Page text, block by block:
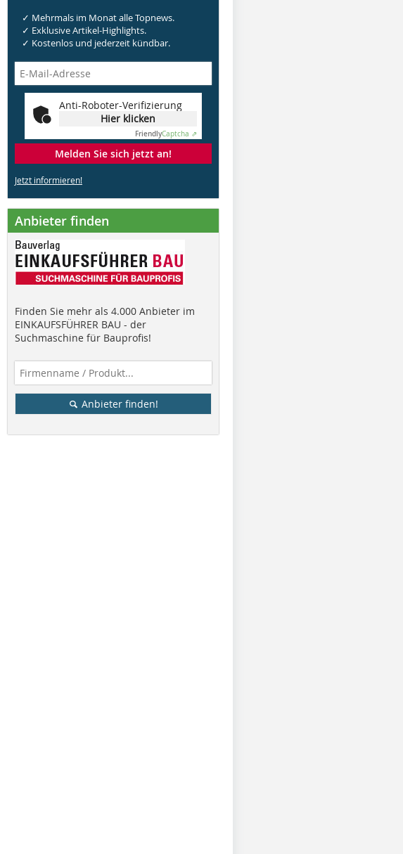
✓ Mehrmals im Monat alle Topnews.
✓ Exklusive Artikel-Highlights.
✓ Kostenlos und jederzeit kündbar.
Anti-Roboter-Verifizierung
Hier klicken
FriendlyCaptcha ⇗
Melden Sie sich jetzt an!
Jetzt informieren!
Anbieter finden
Finden Sie mehr als 4.000 Anbieter im
EINKAUFSFÜHRER BAU - der
Suchmaschine für Bauprofis!
Anbieter finden!